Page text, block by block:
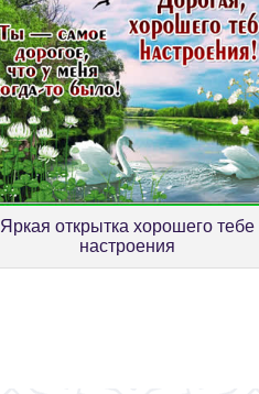
Яркая открытка хорошего тебе
настроения